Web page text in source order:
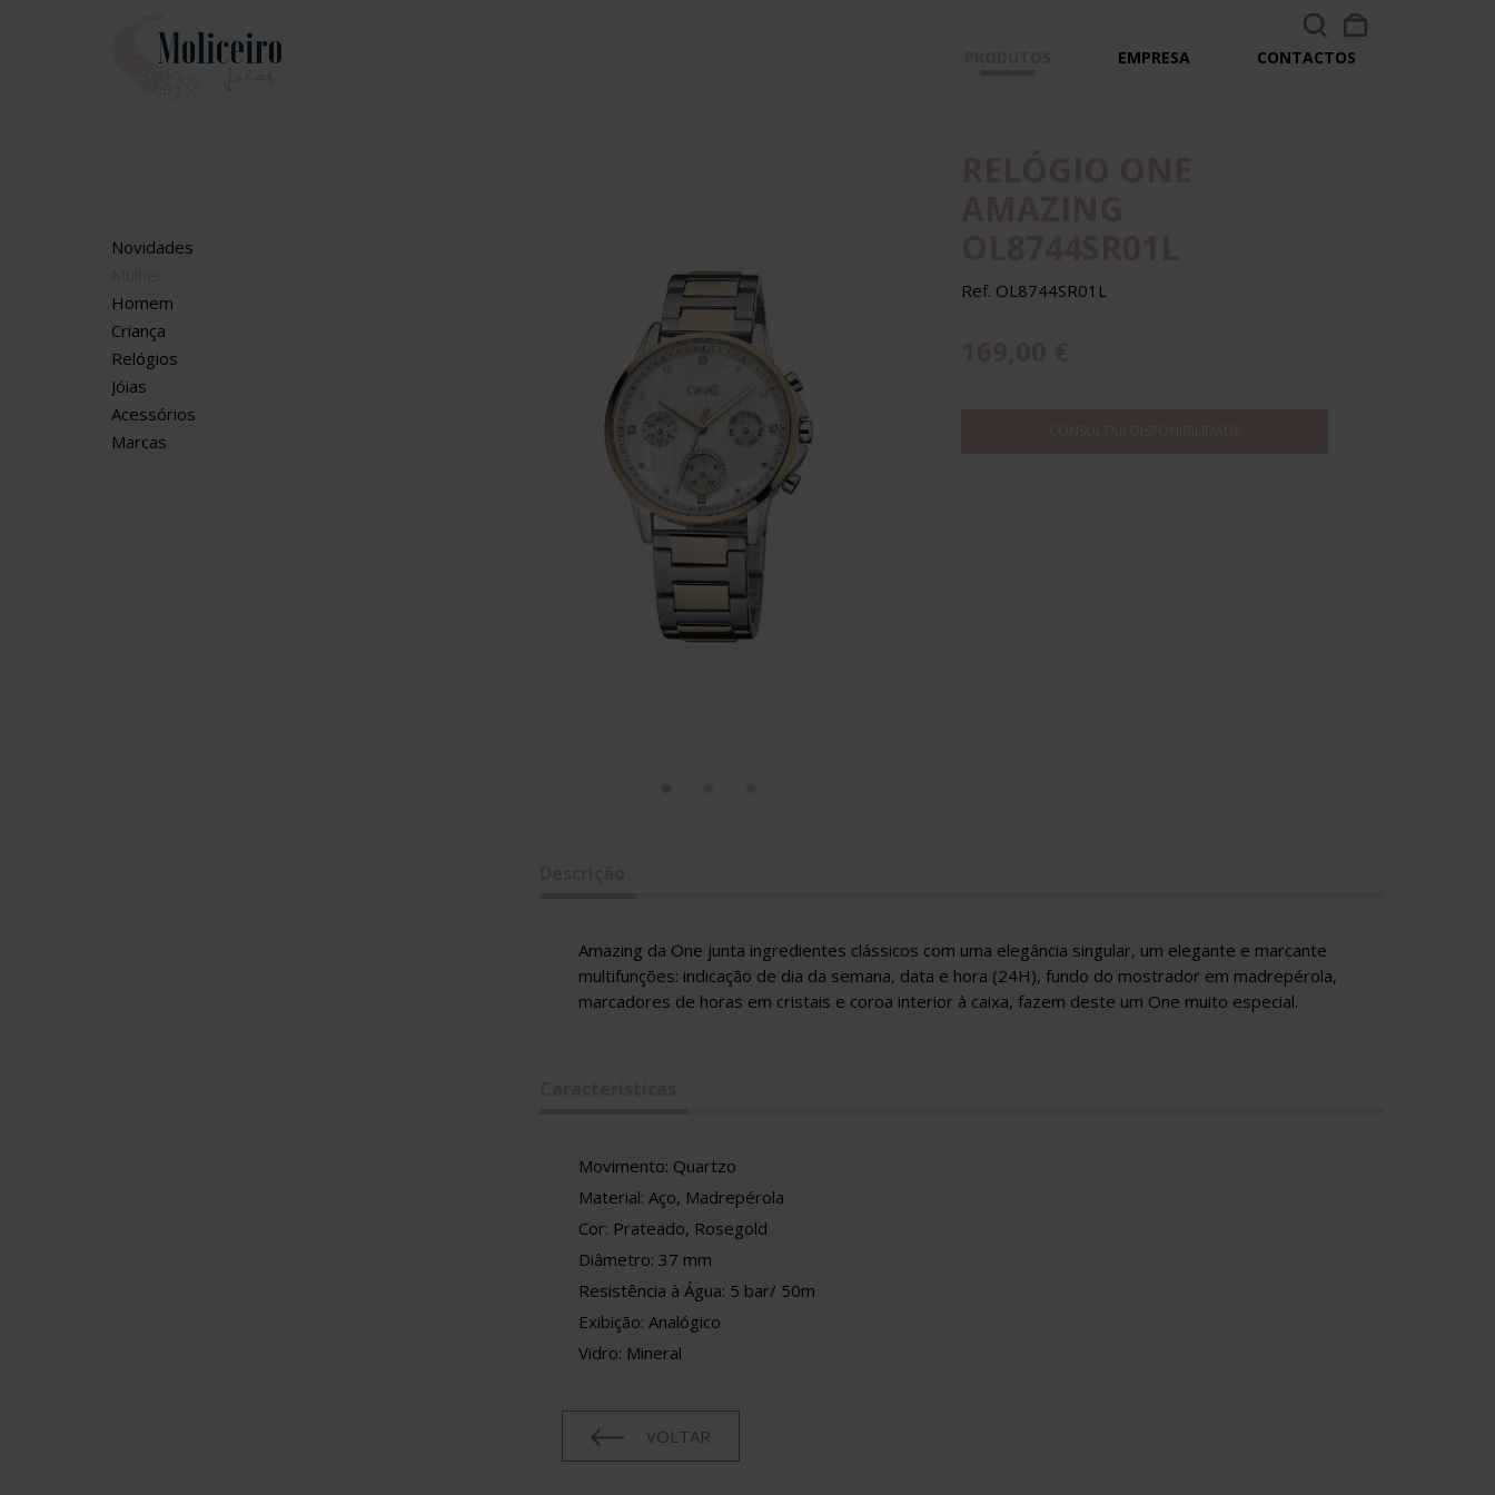
EMPRESA CONTACTOS
Novidades
Homem
Criança
Relógios
Jóias
Acessórios
Marcas
Ref. OL8744SR01L
Amazing da One junta ingredientes clássicos com uma elegância singular, um elegante e marcante
multifunções: indicação de dia da semana, data e hora (24H), fundo do mostrador em madrepérola,
marcadores de horas em cristais e coroa interior à caixa, fazem deste um One muito especial.
Movimento: Quartzo
Material: Aço, Madrepérola
Cor: Prateado, Rosegold
Diâmetro: 37 mm
Resistência à Água: 5 bar/ 50m
Exibição: Analógico
Vidro: Mineral
VOLTAR